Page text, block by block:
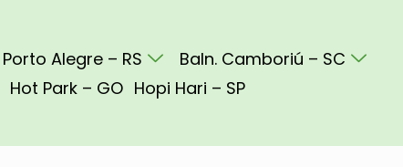
Porto Alegre – RS
Baln. Camboriú – SC
Hot Park – GO Hopi Hari – SP